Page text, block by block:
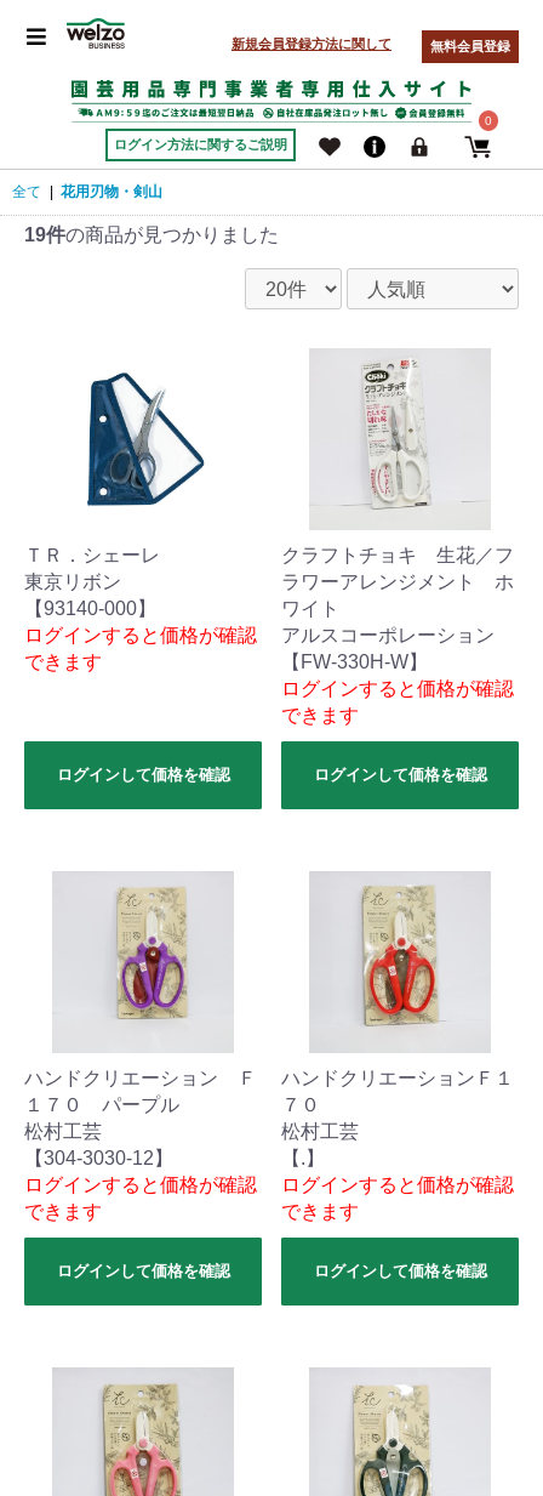
新規会員登録方法に関して 無料会員登録
ログイン方法に関するご説明
0
全て | 花用刃物・剣山
19件の商品が見つかりました
ＴＲ．シェーレ
東京リボン
【93140-000】
ログインすると価格が確認
できます
ログインして価格を確認
クラフトチョキ 生花／フ
ラワーアレンジメント ホ
ワイト
アルスコーポレーション
【FW-330H-W】
ログインすると価格が確認
できます
ログインして価格を確認
ハンドクリエーション Ｆ
１７０ パープル
松村工芸
【304-3030-12】
ログインすると価格が確認
できます
ログインして価格を確認
ハンドクリエーションＦ１
７０
松村工芸
【.】
ログインすると価格が確認
できます
ログインして価格を確認